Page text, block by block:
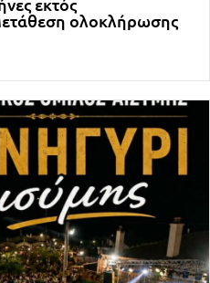
εκτός
ολοκλήρωσης